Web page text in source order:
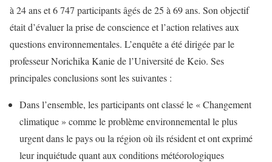
à 24 ans et 6 747 participants âgés de 25 à 69 ans. Son objectif
était d’évaluer la prise de conscience et l’action relatives aux
questions environnementales. L’enquête a été dirigée par le
professeur Norichika Kanie de l’Université de Keio. Ses
principales conclusions sont les suivantes :
Dans l’ensemble, les participants ont classé le « Changement
climatique » comme le problème environnemental le plus
urgent dans le pays ou la région où ils résident et ont exprimé
leur inquiétude quant aux conditions météorologiques